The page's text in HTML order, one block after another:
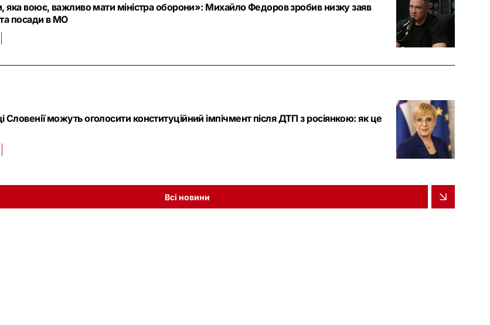
яка воює, важливо мати міністра оборони»: Михайло Федоров зробив низку заяв
посади в МО
Словенії можуть оголосити конституційний імпічмент після ДТП з росіянкою: як це
Всі новини